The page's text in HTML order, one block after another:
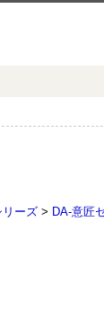
リーズ > DA-意匠